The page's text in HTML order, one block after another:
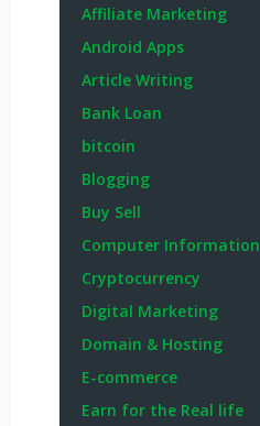
Affiliate Marketing
Android Apps
Article Writing
Bank Loan
bitcoin
Blogging
Buy Sell
Computer Information
Cryptocurrency
Digital Marketing
Domain & Hosting
E-commerce
Earn for the Real life